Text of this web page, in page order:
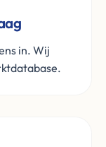
in. Wij